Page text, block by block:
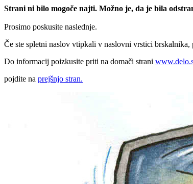
Strani ni bilo mogoče najti. Možno je, da je bila
Prosimo poskusite naslednje.
Če ste spletni naslov vtipkali v naslovni vrstici brskalnika,
Do informacij poizkusite priti na domači strani
pojdite na prejšnjo stran.